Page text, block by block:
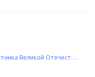
Пустовалов Н.Л. Альбом участника Великой Отечественной войны